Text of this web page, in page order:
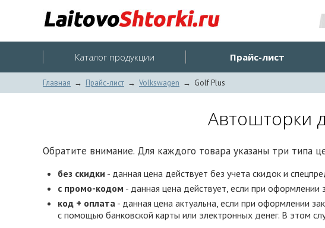
Каталог продукции Прайс-лист
Главная → Прайс-лист → Volkswagen → Golf Plus
Автошторки
Обратите внимание. Для каждого товара указаны три типа
без скидки - данная цена действует без учета скидок и
с промо-кодом - данная цена действует, если при
код + оплата - данная цена актуальна, если при оформлении
с помощью банковской карты или электронных денег. В этом